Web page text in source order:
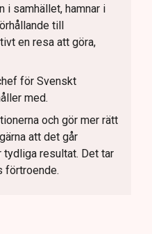
i samhället, hamnar i
till
en resa att göra,
för Svenskt
med.
och gör mer rätt
att det går
resultat. Det tar
förtroende.